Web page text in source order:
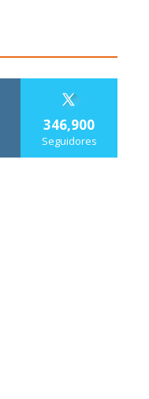
346,900
Seguidores